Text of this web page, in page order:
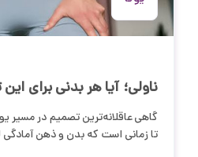
ناولی؛ آیا هر بدنی برای
گاهی عاقلانه‌ترین تصمیم در مسیر
تا زمانی است که بدن و ذهن آمادگی